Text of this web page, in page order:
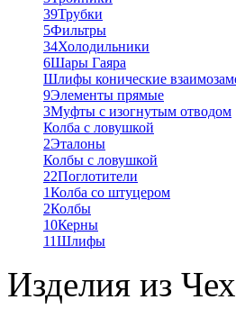
39Трубки
5Фильтры
34Холодильники
6Шары Гаяра
Шлифы конические
9Элементы прямые
3Муфты с изогнутым отводом
Колба с ловушкой
2Эталоны
Колбы с ловушкой
22Поглотители
1Колба со штуцером
2Колбы
10Керны
11Шлифы
Изделия из